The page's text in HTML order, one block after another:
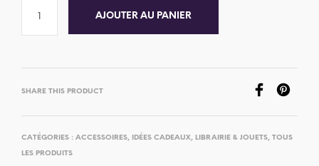
AJOUTER AU PANIER
SHARE THIS PRODUCT
CATÉGORIES : ACCESSOIRES, IDÉES CADEAUX, LIBRAIRIE & JOUETS, TOUS
LES PRODUITS